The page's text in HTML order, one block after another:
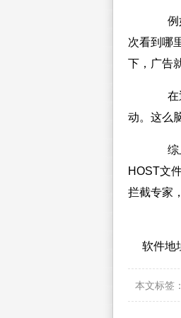
例
次看到哪
下，广告
在
动。这么
综
HOST文
拦截专家
软件地
本文标签：